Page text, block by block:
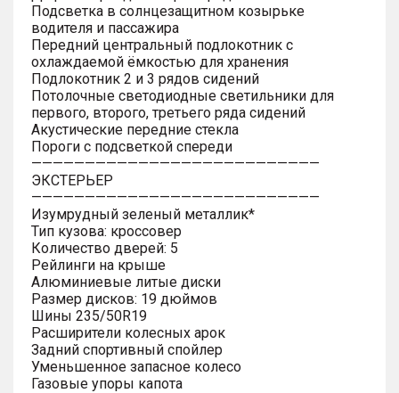
Подсветка в солнцезащитном козырьке
водителя и пассажира
Передний центральный подлокотник с
охлаждаемой ёмкостью для хранения
Подлокотник 2 и 3 рядов сидений
Потолочные светодиодные светильники для
первого, второго, третьего ряда сидений
Акустические передние стекла
Пороги с подсветкой спереди
———————————————————————————
ЭКСТЕРЬЕР
———————————————————————————
Изумрудный зеленый металлик*
Тип кузова: кроссовер
Количество дверей: 5
Рейлинги на крыше
Алюминиевые литые диски
Размер дисков: 19 дюймов
Шины 235/50R19
Расширители колесных арок
Задний спортивный спойлер
Уменьшенное запасное колесо
Газовые упоры капота